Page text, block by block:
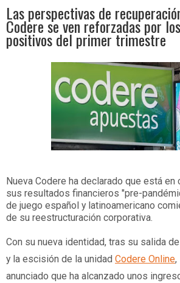
Las perspectivas de
Codere se ven reforzadas por
positivos del primer trimestre
Nueva Codere ha declarado que está en
sus resultados financieros "pre-
de juego español y latinoamericano
de su reestructuración corporativa.
Con su nueva identidad, tras su salida
y la escisión de la unidad Codere Online,
anunciado que ha alcanzado unos